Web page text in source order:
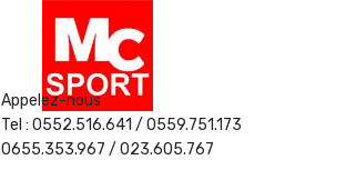
Appelez-nous
Tel : 0552.516.641 / 0559.751.173
0655.353.967 / 023.605.767